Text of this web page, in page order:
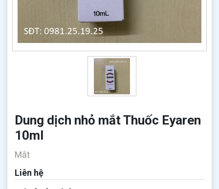
Dung dịch nhỏ mắt Thuốc Eyaren
10ml
Mắt
Liên hệ